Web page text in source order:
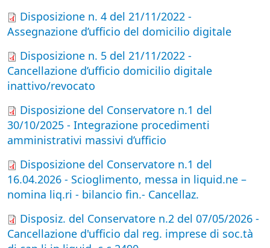
Disposizione n. 4 del 21/11/2022 -
Assegnazione d’ufficio del domicilio digitale
Disposizione n. 5 del 21/11/2022 -
Cancellazione d’ufficio domicilio digitale
inattivo/revocato
Disposizione del Conservatore n.1 del
30/10/2025 - Integrazione procedimenti
amministrativi massivi d’ufficio
Disposizione del Conservatore n.1 del
16.04.2026 - Scioglimento, messa in liquid.ne –
nomina liq.ri - bilancio fin.- Cancellaz.
Disposiz. del Conservatore n.2 del 07/05/2026 -
Cancellazione d'ufficio dal reg. imprese di soc.tà